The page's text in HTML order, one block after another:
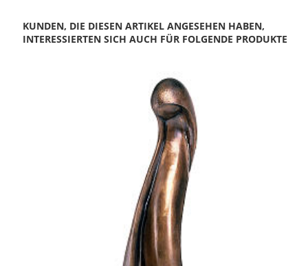
KUNDEN, DIE DIESEN ARTIKEL ANGESEHEN HABEN,
INTERESSIERTEN SICH AUCH FÜR FOLGENDE PRODUKTE